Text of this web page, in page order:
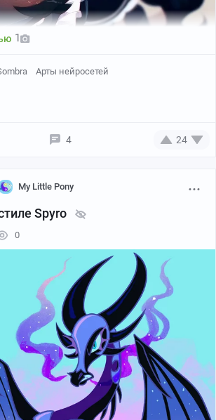
1
Арты нейросетей
4 24
My Little Pony
Spyro
0